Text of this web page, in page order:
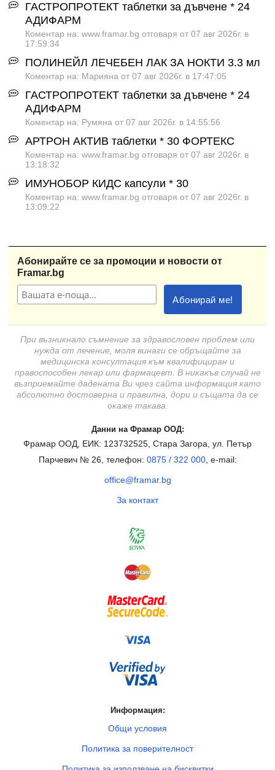
ГАСТРОПРОТЕКТ таблетки за дъвчене * 24
АДИФАРМ
Коментар на: www.framar.bg отговаря от 07 авг 2026г. в
17:59:34
ПОЛИНЕЙЛ ЛЕЧЕБЕН ЛАК ЗА НОКТИ 3.3 мл
Коментар на: Марияна от 07 авг 2026г. в 17:47:05
ГАСТРОПРОТЕКТ таблетки за дъвчене * 24
АДИФАРМ
Коментар на: Румяна от 07 авг 2026г. в 14:55:56
АРТРОН АКТИВ таблетки * 30 ФОРТЕКС
Коментар на: www.framar.bg отговаря от 07 авг 2026г. в
13:18:32
ИМУНОБОР КИДС капсули * 30
Коментар на: www.framar.bg отговаря от 07 авг 2026г. в
13:09:22
Абонирайте се за промоции и новости от
Framar.bg
При възникнало съмнение за здравословен проблем или
нужда от лечение, моля винаги се обръщайте за
медицинска консултация към квалифициран и
правоспособен лекар или фармацевт. В никакъв случай не
възприемайте дадената Ви чрез сайта информация като
абсолютно достоверна и правилна, дори и същата да се
окаже такава.
Данни на Фрамар ООД:
Фрамар ООД, ЕИК: 123732525, Стара Загора, ул. Петър
Парчевич № 26, телефон: 0875 / 322 000, e-mail:
office@framar.bg
За контакт
Информация:
Общи условия
Политика за поверителност